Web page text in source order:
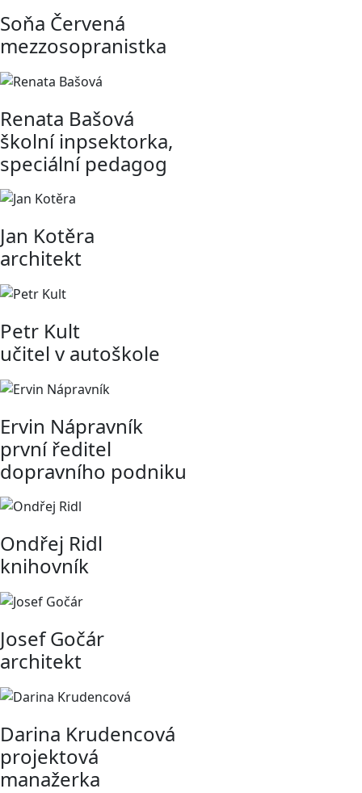
Soňa Červená
mezzosopranistka
Renata Bašová
školní inpsektorka,
speciální pedagog
Jan Kotěra
architekt
Petr Kult
učitel v autoškole
Ervin Nápravník
první ředitel
dopravního podniku
Ondřej Ridl
knihovník
Josef Gočár
architekt
Darina Krudencová
projektová
manažerka